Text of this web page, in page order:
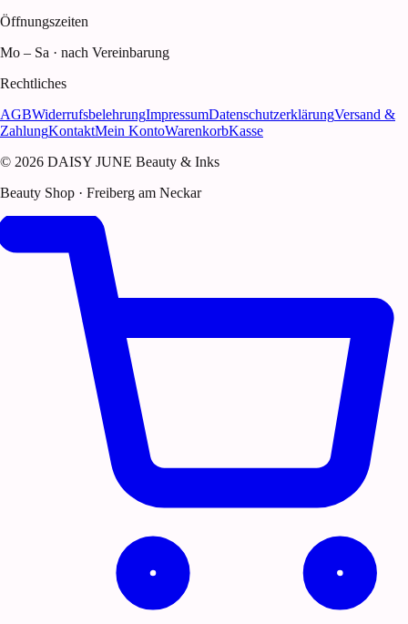
Öffnungszeiten
Mo – Sa · nach Vereinbarung
Rechtliches
AGBWiderrufsbelehrungImpressumDatenschutzerklärungVersand &
ZahlungKontaktMein KontoWarenkorbKasse
© 2026 DAISY JUNE Beauty & Inks
Beauty Shop · Freiberg am Neckar